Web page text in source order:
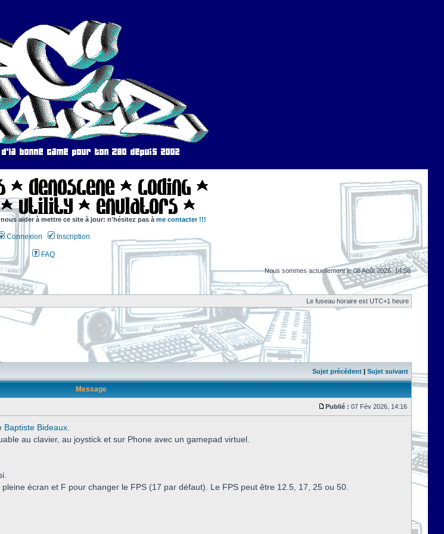
aider à mettre ce site à jour: n'hésitez pas à me contacter !!!
Connexion Inscription
FAQ
Nous sommes actuellement le 08 Août 2026, 14:58
Le fuseau horaire est UTC+1 heure
Sujet précédent | Sujet suivant
Message
Publié : 07 Fév 2026, 14:16
Baptiste Bideaux
au clavier, au joystick et sur Phone avec un gamepad virtuel.
écran et F pour changer le FPS (17 par défaut). Le FPS peut être 12.5, 17, 25 ou 50.